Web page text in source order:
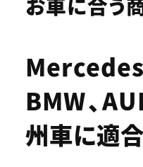
BMW、
州車に適合